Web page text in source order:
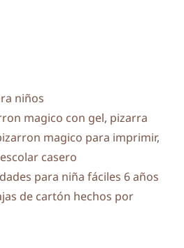
niños
magico con gel, pizarra
magico para imprimir,
casero
para niña fáciles 6 años
de cartón hechos por